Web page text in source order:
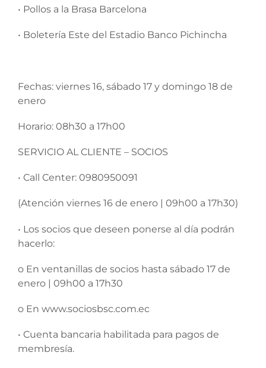
• Pollos a la Brasa Barcelona
• Boletería Este del Estadio Banco Pichincha
Fechas: viernes 16, sábado 17 y domingo 18 de
enero
Horario: 08h30 a 17h00
SERVICIO AL CLIENTE – SOCIOS
• Call Center: 0980950091
(Atención viernes 16 de enero | 09h00 a 17h30)
• Los socios que deseen ponerse al día podrán
hacerlo:
o En ventanillas de socios hasta sábado 17 de
enero | 09h00 a 17h30
o En www.sociosbsc.com.ec
• Cuenta bancaria habilitada para pagos de
membresía.